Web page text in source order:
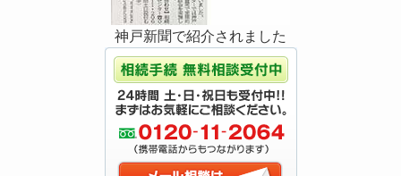
神戸新聞で紹介されました